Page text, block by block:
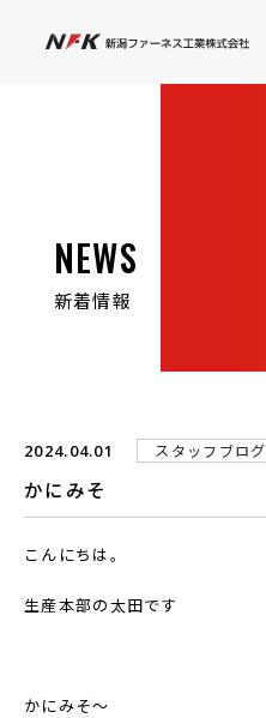
NEWS
新着情報
2024.04.01 スタッフブログ
かにみそ
こんにちは。
生産本部の太田です
かにみそ～